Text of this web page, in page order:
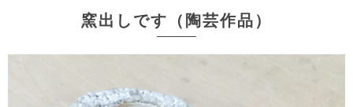
窯出しです（陶芸作品）